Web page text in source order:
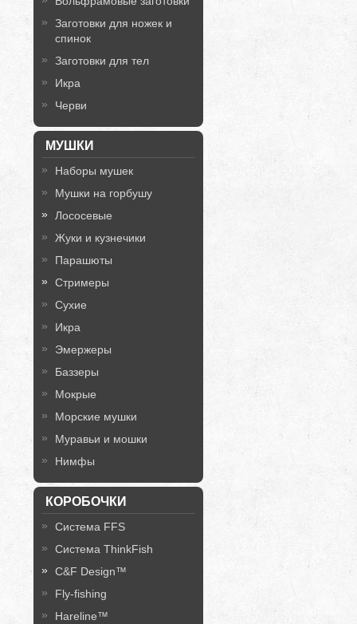
Заготовки для ножек и
спинок
Заготовки для тел
Икра
Черви
МУШКИ
Наборы мушек
Мушки на горбушу
Лососевые
Жуки и кузнечики
Парашюты
Стримеры
Сухие
Икра
Эмержеры
Баззеры
Мокрые
Морские мушки
Муравьи и мошки
Нимфы
КОРОБОЧКИ
Система FFS
Система ThinkFish
C&F Design™
Fly-fishing
Hareline™